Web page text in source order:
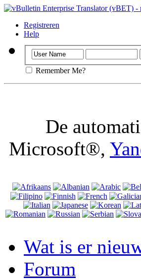
Registreren
Help
Remember Me?
De
Microsoft®,
Wat is er
Forum